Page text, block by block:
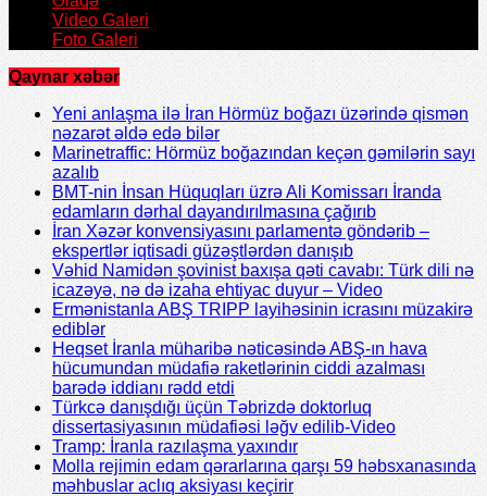
Video Galeri
Foto Galeri
Qaynar xəbər
Yeni anlaşma ilə İran Hörmüz boğazı üzərində qismən
nəzarət əldə edə bilər
Marinetraffic: Hörmüz boğazından keçən gəmilərin sayı
azalıb
BMT-nin İnsan Hüquqları üzrə Ali Komissarı İranda
edamların dərhal dayandırılmasına çağırıb
İran Xəzər konvensiyasını parlamentə göndərib –
ekspertlər iqtisadi güzəştlərdən danışıb
Vəhid Namidən şovinist baxışa qəti cavabı: Türk dili nə
icazəyə, nə də izaha ehtiyac duyur – Video
Ermənistanla ABŞ TRIPP layihəsinin icrasını müzakirə
ediblər
Heqset İranla müharibə nəticəsində ABŞ-ın hava
hücumundan müdafiə raketlərinin ciddi azalması
barədə iddianı rədd etdi
Türkcə danışdığı üçün Təbrizdə doktorluq
dissertasiyasının müdafiəsi ləğv edilib-Video
Tramp: İranla razılaşma yaxındır
Molla rejimin edam qərarlarına qarşı 59 həbsxanasında
məhbuslar aclıq aksiyası keçirir